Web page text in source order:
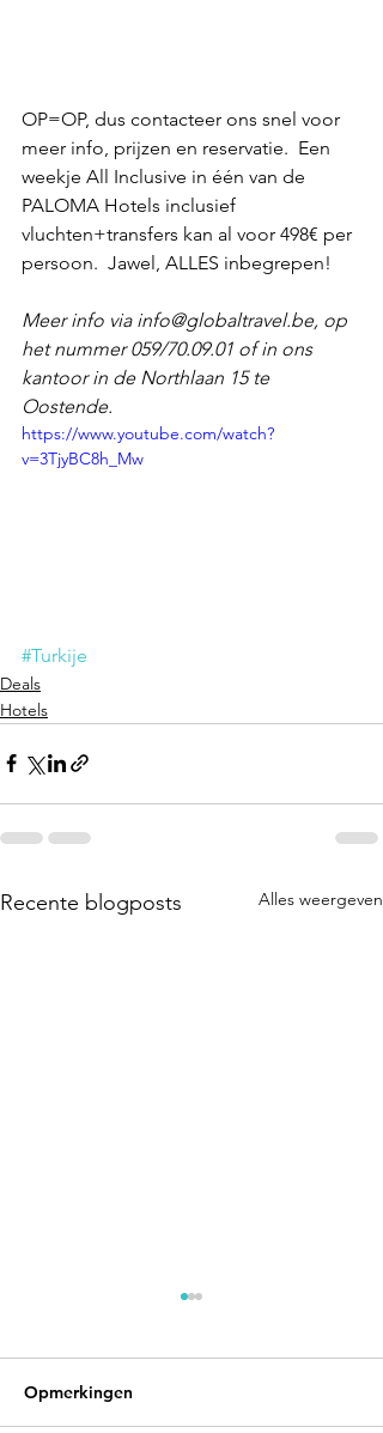
OP=OP, dus contacteer ons snel voor
meer info, prijzen en reservatie.  Een
weekje All Inclusive in één van de
PALOMA Hotels inclusief
vluchten+transfers kan al voor 498€ per
persoon.  Jawel, ALLES inbegrepen!
Meer info via info@globaltravel.be, op
het nummer 059/70.09.01 of in ons
kantoor in de Northlaan 15 te
Oostende.
https://www.youtube.com/watch?
v=3TjyBC8h_Mw
#Turkije
Deals
Hotels
Recente blogposts Alles weergeven
Opmerkingen